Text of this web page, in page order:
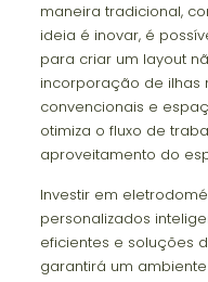
maneira tradicional,
ideia é inovar, é
para criar um layout
incorporação de ilhas
convencionais e
otimiza o fluxo de
aproveitamento do
Investir em
personalizados
eficientes e soluções
garantirá um